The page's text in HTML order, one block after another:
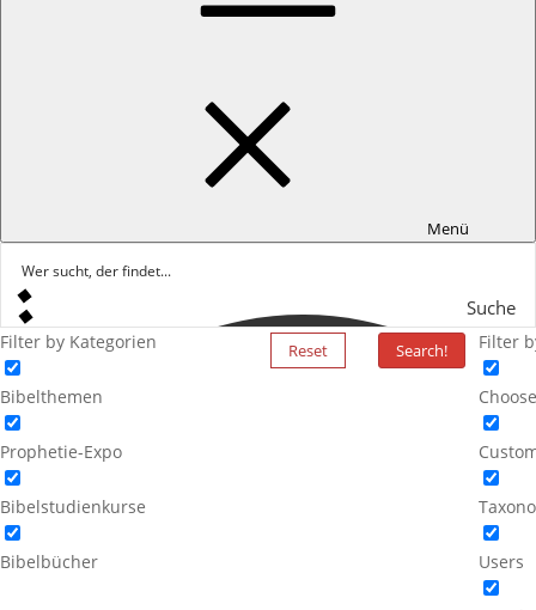
Menü
Suche
Filter by Kategorien
Bibelthemen
Prophetie-Expo
Bibelstudienkurse
Bibelbücher
Reset Search! Filter
Users